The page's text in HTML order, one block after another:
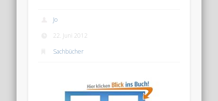
Jo
22. Juni 2012
Sachbücher